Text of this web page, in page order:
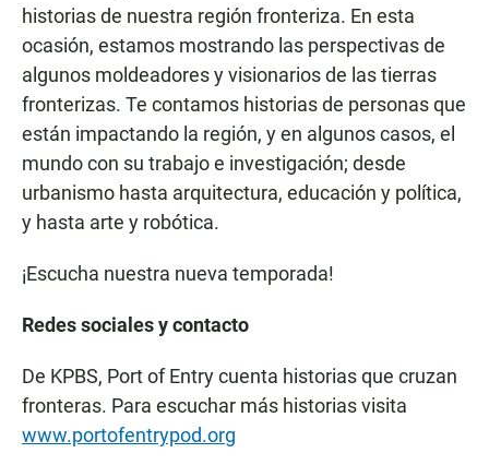
historias de nuestra región fronteriza. En esta
ocasión, estamos mostrando las perspectivas de
algunos moldeadores y visionarios de las tierras
fronterizas. Te contamos historias de personas que
están impactando la región, y en algunos casos, el
mundo con su trabajo e investigación; desde
urbanismo hasta arquitectura, educación y política,
y hasta arte y robótica.
¡Escucha nuestra nueva temporada!
Redes sociales y contacto
De KPBS, Port of Entry cuenta historias que cruzan
fronteras. Para escuchar más historias visita
www.portofentrypod.org